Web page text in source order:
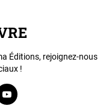
Éditions, rejoignez-nous
!